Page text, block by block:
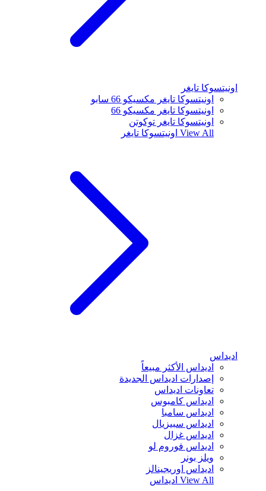
اونيتسوكا تايغر
اونيتسوكا تايغر مكسيكو 66 سابو
اونيتسوكا تايغر مكسيكو 66
اونيتسوكا تايغر توكوتن
View All اونيتسوكا تايغر
اديداس
اديداس الأكثر مبيعاً
إصدارات اديداس الجديدة
تعاونات اديداس
اديداس كامبوس
اديداس سامبا
اديداس سبيزيال
اديداس غزال
اديداس فوروم لو
ويلز بونر
اديداس اوريجينالز
View All اديداس